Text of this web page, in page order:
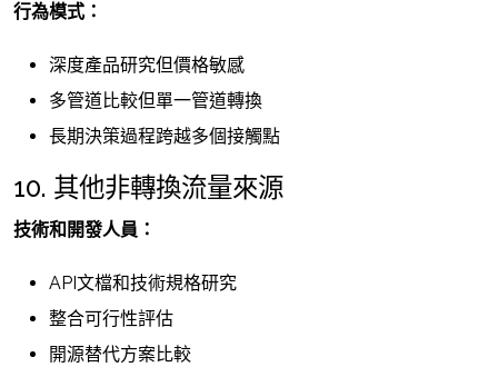
行為模式：
深度產品研究但價格敏感
多管道比較但單一管道轉換
長期決策過程跨越多個接觸點
10. 其他非轉換流量來源
技術和開發人員：
API文檔和技術規格研究
整合可行性評估
開源替代方案比較